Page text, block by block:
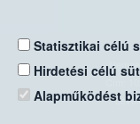
Statisztikai célú
Hirdetési célú
Alapműködést